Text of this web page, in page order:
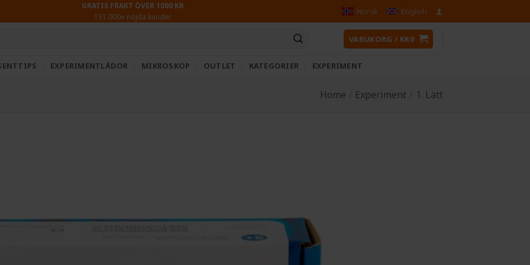
GRATIS FRAKT ÖVER 1000 KR
151.000+ nöjda kunder
Norsk English
VARUKORG / KR0
EXPERIMENTLÅDOR MIKROSKOP OUTLET KATEGORIER EXPERIMENT
Home Experiment 1. Lätt